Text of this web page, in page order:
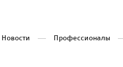
Новости
Профессионалы